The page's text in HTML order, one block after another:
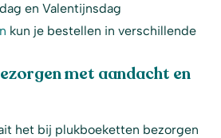
en Valentijnsdag
kun je bestellen in verschillende
met aandacht en
het bij plukboeketten bezorgen